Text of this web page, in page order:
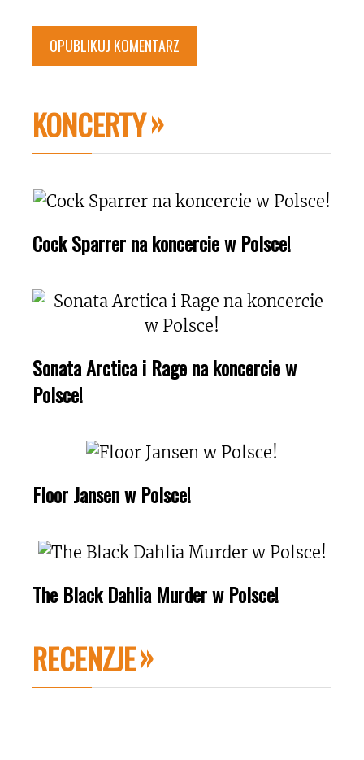
KONCERTY
Cock Sparrer na koncercie w Polsce!
Sonata Arctica i Rage na koncercie w
Polsce!
Floor Jansen w Polsce!
The Black Dahlia Murder w Polsce!
RECENZJE